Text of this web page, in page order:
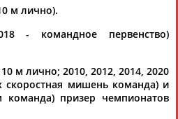
м лично).
- командное первенство)
м лично; 2010, 2012, 2014, 2020
мишень команда) и
призер чемпионатов